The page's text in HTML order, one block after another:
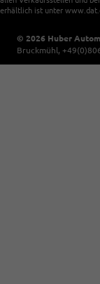
erhältlich ist unter
© 2026 Huber
Bruckmühl,